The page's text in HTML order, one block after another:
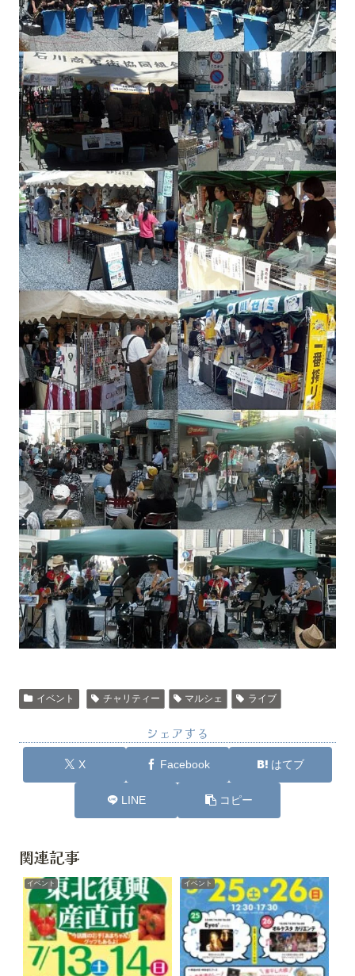
イベント チャリティー マルシェ ライブ
シェアする
X Facebook はてブ
LINE コピー
関連記事
イベント イベント